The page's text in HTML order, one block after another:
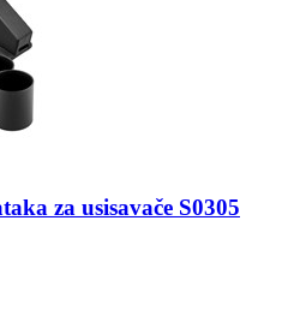
za usisavače S0305